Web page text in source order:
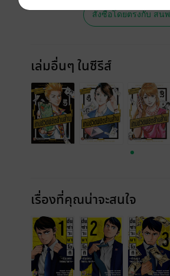
สั่งซื้อโดยตรงกับ สนพ.
เล่มอื่นๆ ในซีรีส์
เรื่องที่คุณน่าจะสนใจ